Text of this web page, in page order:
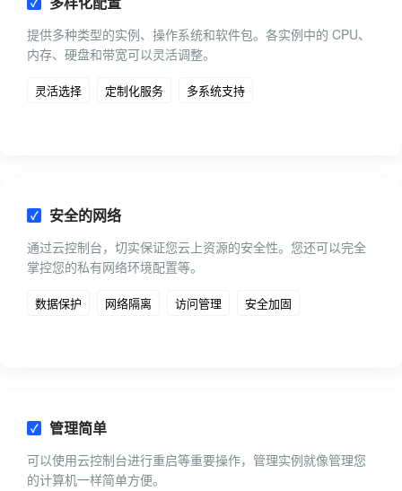
提供多种类型的实例、操作系统和软件包。各实例中的 CPU、
内存、硬盘和带宽可以灵活调整。
灵活选择 定制化服务 多系统支持
安全的网络
通过云控制台，切实保证您云上资源的安全性。您还可以完全
掌控您的私有网络环境配置等。
数据保护 网络隔离 访问管理 安全加固
管理简单
可以使用云控制台进行重启等重要操作，管理实例就像管理您
的计算机一样简单方便。